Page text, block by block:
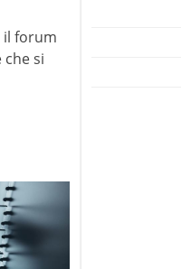
il forum
che si